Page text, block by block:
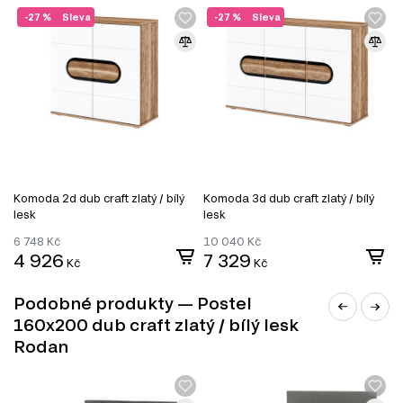
Informace o sérii nábytku
Tato postel je prvkem modulového systému Rodan, který
se skládá z 13 produktů. Tento systém nabízí širokou škálu
nábytku, který můžete kombinovat podle svých potřeb.
Mezi kategorie produktů patří:
Noční stolky
Nástěnné police a skříňky
Sleva
-27 %
Komoda 2d dub craft zlatý / bílý
lesk
6 748 Kč
4 926 Kč
Sleva
-27 %
Komoda 3d dub craft zlatý / bílý
lesk
10 040 Kč
7 329 Kč
Podobné produkty — Postel
160x200 dub craft zlatý / bílý lesk
Rodan